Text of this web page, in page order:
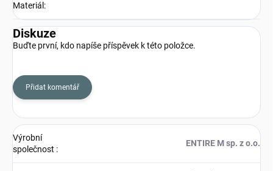
Materiál :
Diskuze
Buďte první, kdo napíše příspěvek k této položce.
Přidat komentář
Výrobní
společnost :
ENTIRE M sp. z o.o.